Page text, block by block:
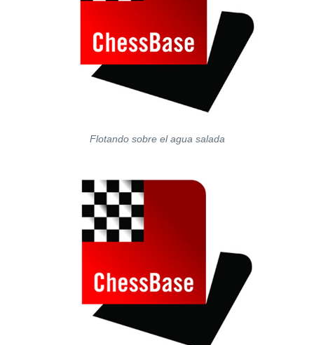
Flotando sobre el agua salada